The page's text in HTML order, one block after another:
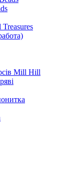
Mill Hill